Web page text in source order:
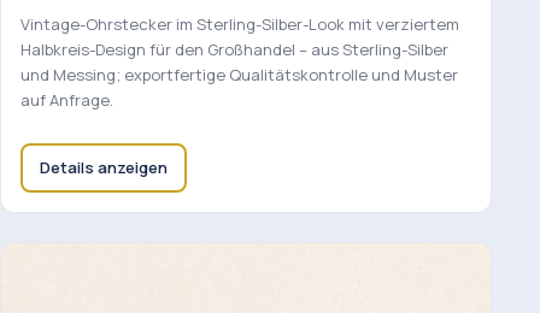
Vintage-Ohrstecker im Sterling-Silber-Look mit verziertem
Halbkreis-Design für den Großhandel – aus Sterling-Silber
und Messing; exportfertige Qualitätskontrolle und Muster
auf Anfrage.
Details anzeigen